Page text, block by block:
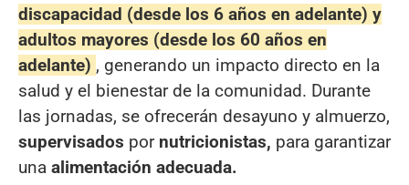
discapacidad (desde los 6 años en adelante) y
adultos mayores (desde los 60 años en
adelante) , generando un impacto directo en la
salud y el bienestar de la comunidad. Durante
las jornadas, se ofrecerán desayuno y almuerzo,
supervisados por nutricionistas, para garantizar
una alimentación adecuada.